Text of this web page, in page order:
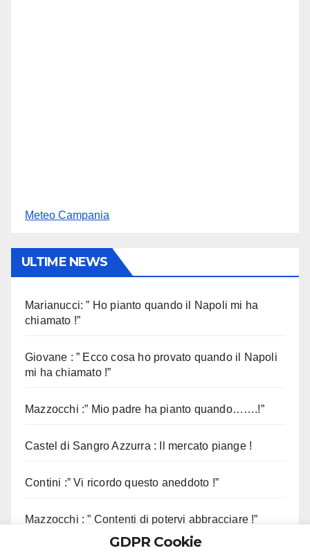
Meteo Campania
ULTIME NEWS
Marianucci: ” Ho pianto quando il Napoli mi ha
chiamato !”
Giovane : ” Ecco cosa ho provato quando il Napoli
mi ha chiamato !”
Mazzocchi :” Mio padre ha pianto quando…….!”
Castel di Sangro Azzurra : Il mercato piange !
Contini :” Vi ricordo questo aneddoto !”
Mazzocchi : ” Contenti di potervi abbracciare !”
GDPR Cookie